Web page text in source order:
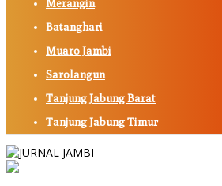
Merangin
Batanghari
Muaro Jambi
Sarolangun
Tanjung Jabung Barat
Tanjung Jabung Timur